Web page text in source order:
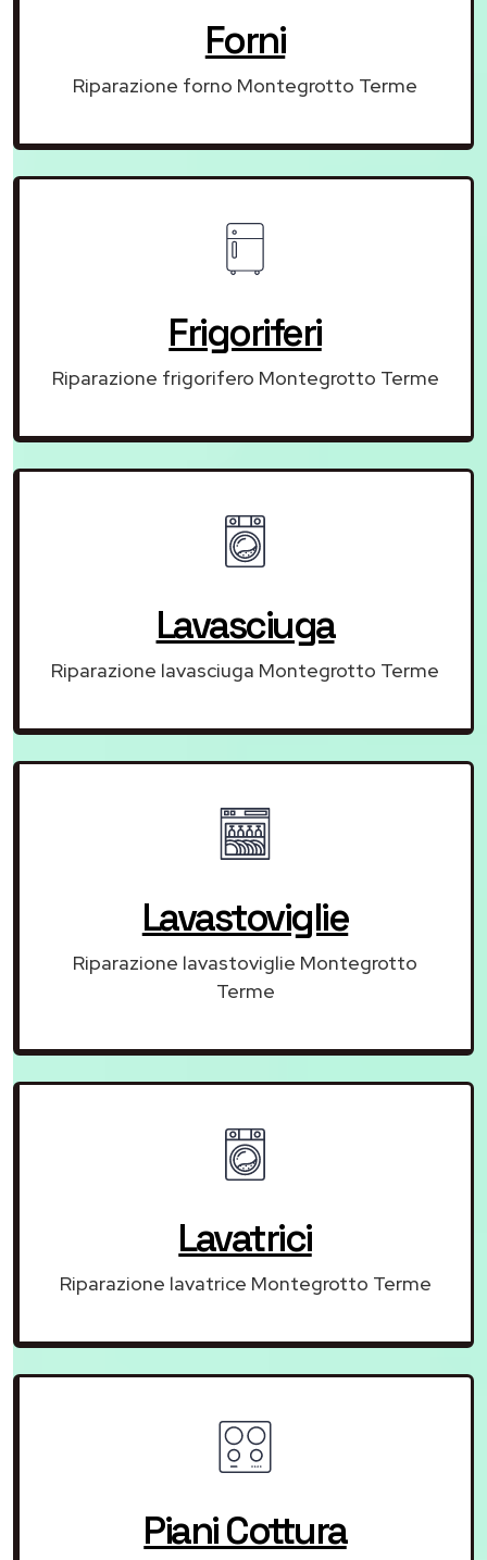
Forni
Riparazione forno Montegrotto Terme
Frigoriferi
Riparazione frigorifero Montegrotto Terme
Lavasciuga
Riparazione lavasciuga Montegrotto Terme
Lavastoviglie
Riparazione lavastoviglie Montegrotto
Terme
Lavatrici
Riparazione lavatrice Montegrotto Terme
Piani Cottura